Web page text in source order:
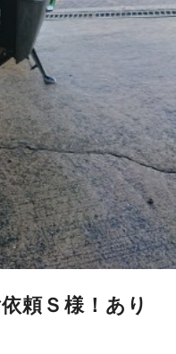
頼Ｓ様！あり